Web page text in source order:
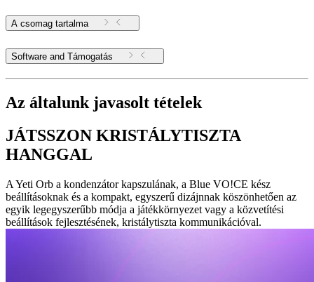
A csomag tartalma
Software and Támogatás
Az általunk javasolt tételek
JÁTSSZON KRISTÁLYTISZTA
HANGGAL
A Yeti Orb a kondenzátor kapszulának, a Blue VO!CE kész
beállításoknak és a kompakt, egyszerű dizájnnak köszönhetően az
egyik legegyszerűbb módja a játékkörnyezet vagy a közvetítési
beállítások fejlesztésének, kristálytiszta kommunikációval.